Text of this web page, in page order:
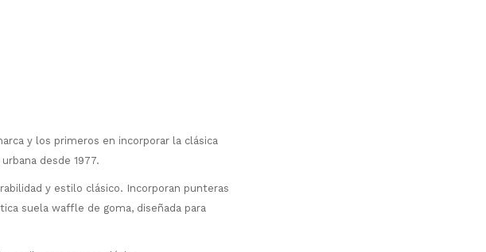
y los primeros en incorporar la clásica
desde 1977.
y estilo clásico. Incorporan punteras
suela waffle de goma, diseñada para
ágil de
o hasta